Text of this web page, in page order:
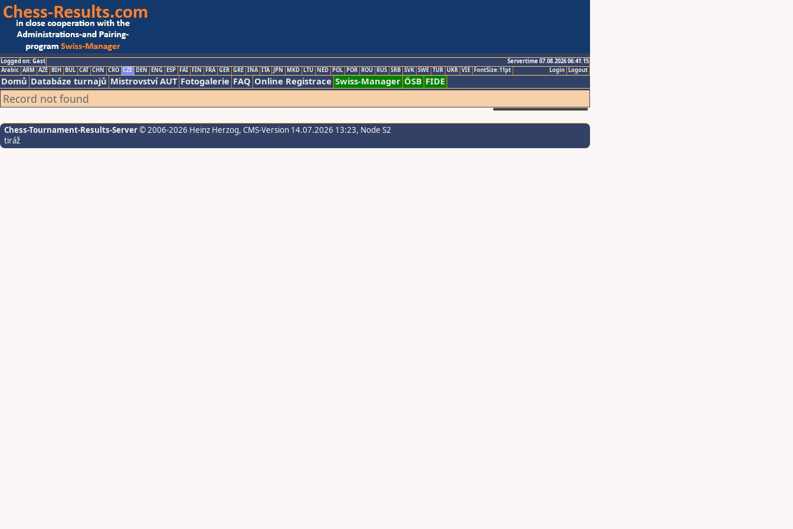
Logged on: Gast
Servertime 07.08.2026 06:41:15
Logout
Login
Arabic ARM AZE BIH BUL CAT CHN CRO CZE DEN ENG ESP FAI FIN FRA GER GRE INA ITA JPN MKD LTU NED POL POR ROU RUS SRB SVK SWE TUR UKR VIE FontSize:11pt
Domů Databáze turnajů Mistrovství AUT Fotogalerie FAQ Online Registrace Swiss-Manager ÖSB FIDE
Record not found
Chess-Tournament-Results-Server© 2006-2026 Heinz Herzog, CMS-Version 14.07.2026 13:23, Node S2
tiráž